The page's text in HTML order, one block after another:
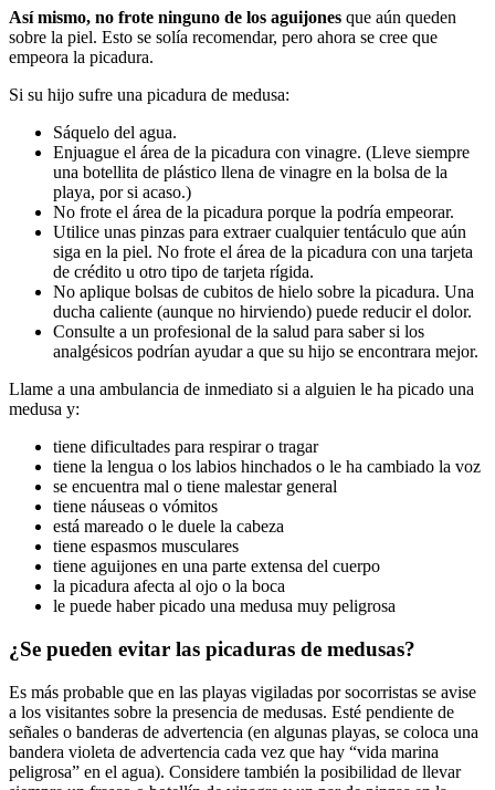
Así mismo, no frote ninguno de los aguijones que aún queden
sobre la piel. Esto se solía recomendar, pero ahora se cree que
empeora la picadura.
Si su hijo sufre una picadura de medusa:
Sáquelo del agua.
Enjuague el área de la picadura con vinagre. (Lleve siempre
una botellita de plástico llena de vinagre en la bolsa de la
playa, por si acaso.)
No frote el área de la picadura porque la podría empeorar.
Utilice unas pinzas para extraer cualquier tentáculo que aún
siga en la piel. No frote el área de la picadura con una tarjeta
de crédito u otro tipo de tarjeta rígida.
No aplique bolsas de cubitos de hielo sobre la picadura. Una
ducha caliente (aunque no hirviendo) puede reducir el dolor.
Consulte a un profesional de la salud para saber si los
analgésicos podrían ayudar a que su hijo se encontrara mejor.
Llame a una ambulancia de inmediato si a alguien le ha picado una
medusa y:
tiene dificultades para respirar o tragar
tiene la lengua o los labios hinchados o le ha cambiado la voz
se encuentra mal o tiene malestar general
tiene náuseas o vómitos
está mareado o le duele la cabeza
tiene espasmos musculares
tiene aguijones en una parte extensa del cuerpo
la picadura afecta al ojo o la boca
le puede haber picado una medusa muy peligrosa
¿Se pueden evitar las picaduras de medusas?
Es más probable que en las playas vigiladas por socorristas se avise
a los visitantes sobre la presencia de medusas. Esté pendiente de
señales o banderas de advertencia (en algunas playas, se coloca una
bandera violeta de advertencia cada vez que hay “vida marina
peligrosa” en el agua). Considere también la posibilidad de llevar